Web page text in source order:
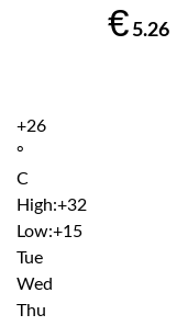
€ 5.26
+26
°
C
High:+32
Low:+15
Tue
Wed
Thu